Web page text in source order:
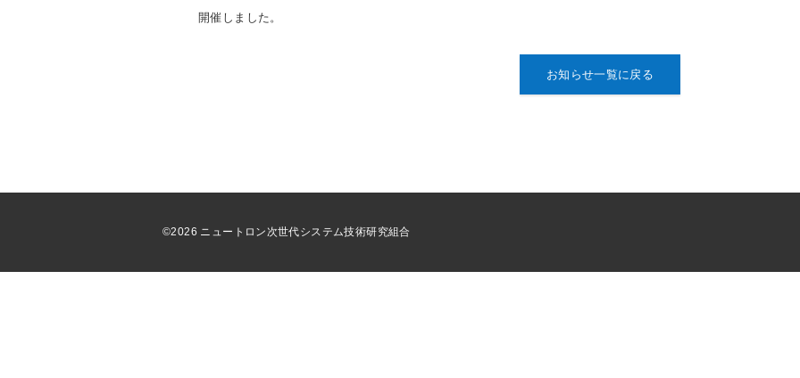
開催しました。
お知らせ一覧に戻る
©2026 ニュートロン次世代システム技術研究組合